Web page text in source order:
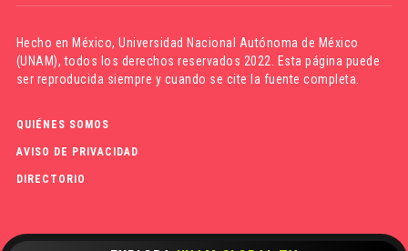
Hecho en México,Universidad Nacional Autónoma de México
(UNAM), todos los derechos reservados 2022. Esta página puede
ser reproducida siempre y cuando se cite la fuente completa.
QUIÉNES SOMOS
AVISO DE PRIVACIDAD
DIRECTORIO